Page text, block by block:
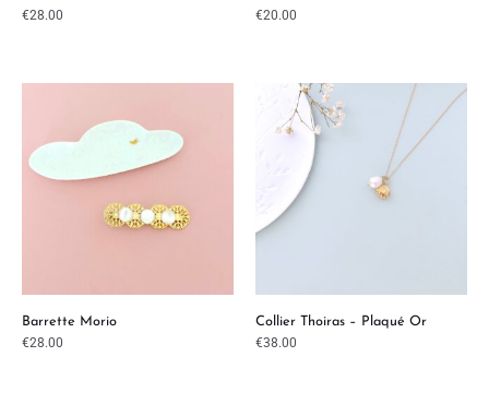
€28.00 €20.00
Barrette Morio
€28.00
Collier Thoiras – Plaqué Or
€38.00